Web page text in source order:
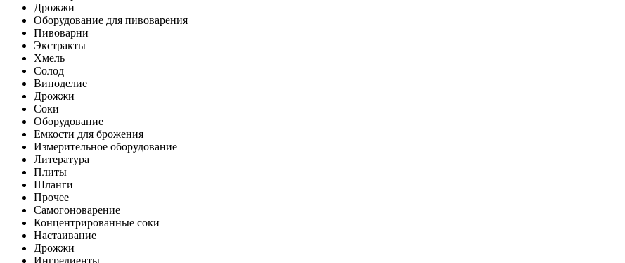
Дрожжи
Оборудование для пивоварения
Пивоварни
Экстракты
Хмель
Солод
Виноделие
Дрожжи
Соки
Оборудование
Емкости для брожения
Измерительное оборудование
Литература
Плиты
Шланги
Прочее
Самогоноварение
Концентрированные соки
Настаивание
Дрожжи
Ингредиенты